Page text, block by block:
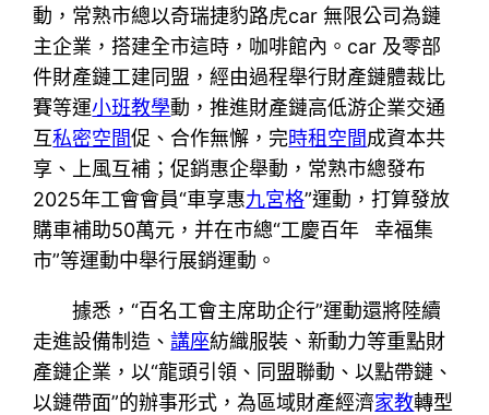
動，常熟市總以奇瑞捷豹路虎car 無限公司為鏈
主企業，搭建全市這時，咖啡館內。car 及零部
件財產鏈工建同盟，經由過程舉行財產鏈體裁比
賽等運小班教學動，推進財產鏈高低游企業交通
互私密空間促、合作無懈，完時租空間成資本共
享、上風互補；促銷惠企舉動，常熟市總發布
2025年工會會員“車享惠九宮格”運動，打算發放
購車補助50萬元，并在市總“工慶百年 幸福集
市”等運動中舉行展銷運動。
據悉，“百名工會主席助企行”運動還將陸續
走進設備制造、講座紡織服裝、新動力等重點財
產鏈企業，以“龍頭引領、同盟聯動、以點帶鏈、
以鏈帶面”的辦事形式，為區域財產經濟家教轉型